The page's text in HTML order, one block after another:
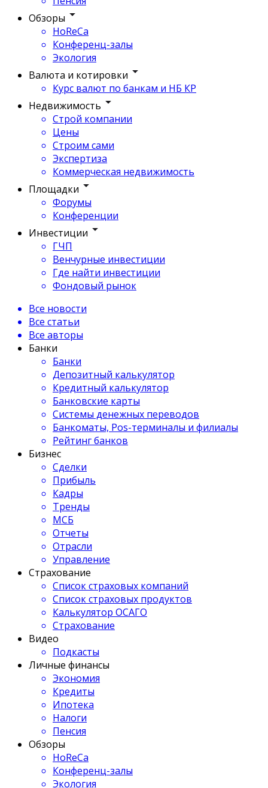
Обзоры
HoReCa
Конференц-залы
Экология
Валюта и котировки
Курс валют по банкам и НБ КР
Недвижимость
Строй компании
Цены
Строим сами
Экспертиза
Коммерческая недвижимость
Площадки
Форумы
Конференции
Инвестиции
ГЧП
Венчурные инвестиции
Где найти инвестиции
Фондовый рынок
Все новости
Все статьи
Все авторы
Банки
Банки
Депозитный калькулятор
Кредитный калькулятор
Банковские карты
Системы денежных переводов
Банкоматы, Pos-терминалы и филиалы
Рейтинг банков
Бизнес
Сделки
Прибыль
Кадры
Тренды
МСБ
Отчеты
Отрасли
Управление
Страхование
Список страховых компаний
Список страховых продуктов
Калькулятор ОСАГО
Страхование
Видео
Подкасты
Личные финансы
Экономия
Кредиты
Ипотека
Налоги
Пенсия
Обзоры
HoReCa
Конференц-залы
Экология